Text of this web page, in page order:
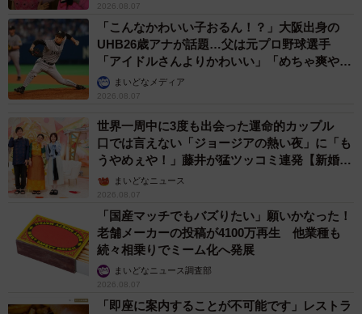
2026.08.07
「こんなかわいい子おるん！？」大阪出身の
UHB26歳アナが話題…父は元プロ野球選手
「アイドルさんよりかわいい」「めちゃ爽や
か」まいどなメディア
2026.08.07
世界一周中に3度も出会った運命的カップル
口では言えない「ジョージアの熱い夜」に「も
うやめぇや！」藤井が猛ツッコミ連発【新婚さ
ん】まいどなニュース
2026.08.07
「国産マッチでもバズりたい」願いかなった！
老舗メーカーの投稿が4100万再生 他業種も
続々相乗りでミーム化へ発展
まいどなニュース調査部
2026.08.07
「即座に案内することが不可能です」レストラ